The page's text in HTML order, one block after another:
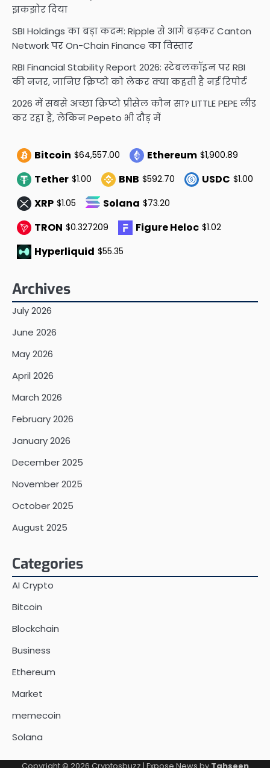
झकझोर दिया
SBI Holdings का बड़ा कदम: Ripple से आगे बढ़कर Canton
Network पर On-Chain Finance का विस्तार
RBI Financial Stability Report 2026: स्टेबलकॉइन पर RBI
की नजर, जानिए क्रिप्टो को लेकर क्या कहती है नई रिपोर्ट
2026 में सबसे अच्छा क्रिप्टो प्रीसेल कौन सा? LITTLE PEPE लीड
कर रहा है, लेकिन Pepeto भी दौड़ में
Bitcoin $64,557.00 Ethereum $1,900.89
Tether $1.00 BNB $592.70 USDC $1.00
XRP $1.05 Solana $73.20
TRON $0.327209 Figure Heloc $1.02
Hyperliquid $55.35
Archives
July 2026
June 2026
May 2026
April 2026
March 2026
February 2026
January 2026
December 2025
November 2025
October 2025
August 2025
Categories
AI Crypto
Bitcoin
Blockchain
Business
Ethereum
Market
memecoin
Solana